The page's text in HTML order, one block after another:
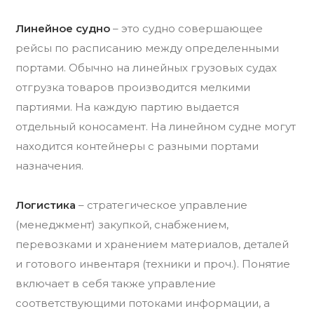
Линейное судно– это судно совершающее
рейсы по расписанию между определенными
портами. Обычно на линейных грузовых судах
отгрузка товаров производится мелкими
партиями. На каждую партию выдается
отдельный коносамент. На линейном судне могут
находится контейнеры с разными портами
назначения.
Логистика – стратегическое управление
(менеджмент) закупкой, снабжением,
перевозками и хранением материалов, деталей
и готового инвентаря (техники и проч.). Понятие
включает в себя также управление
соответствующими потоками информации, а